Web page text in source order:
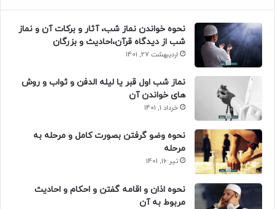
نحوه خواندن نماز شب، آثار و برکات آن و نماز
شب از دیدگاه قرآن،احادیث و بزرگان
اردیبهشت 27, 1401
نماز شب اول قبر یا لیله الدفن و ثواب و روش
های خواندن آن
خرداد 1, 1401
نحوه وضو گرفتن بصورت کامل و مرحله به
مرحله
تیر 16, 1401
نحوه اذان و اقامه گفتن و احکام و احادیث
مربوط به آن